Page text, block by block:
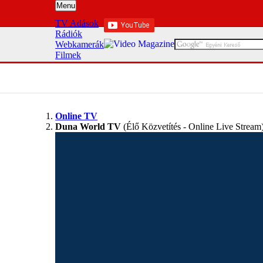
Menu
TV Adások
Rádiók
Webkamerák
Filmek
Online TV
Duna World TV (Élő Közvetítés - Online Live